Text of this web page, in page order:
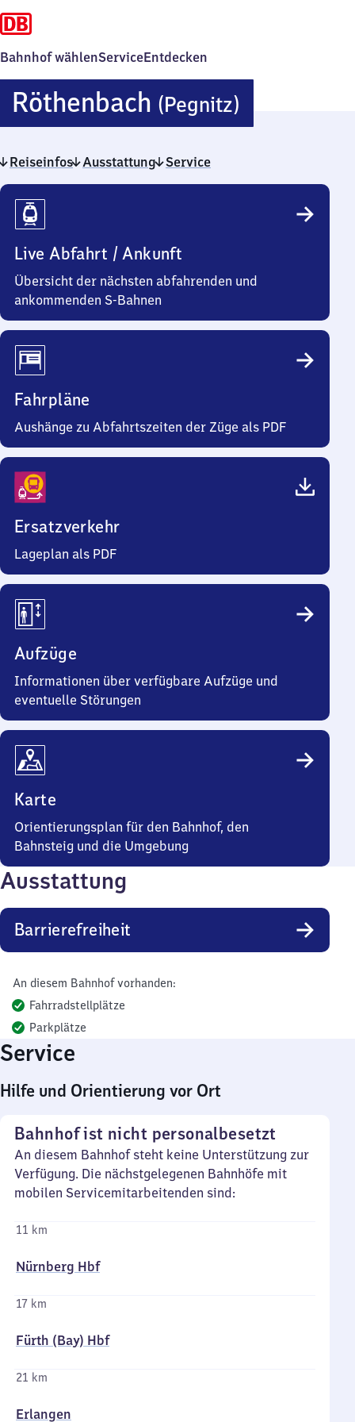
Bahnhof wählenServiceEntdecken
Röthenbach (Pegnitz)
(Pegnitz)
Reiseinfos Ausstattung Service
Reiseinfos
Live Abfahrt / Ankunft
Übersicht der nächsten abfahrenden und
ankommenden S-Bahnen
Fahrpläne
Aushänge zu Abfahrtszeiten der Züge als PDF
Ersatzverkehr
Lageplan als PDF
Aufzüge
Informationen über verfügbare Aufzüge und
eventuelle Störungen
Karte
Orientierungsplan für den Bahnhof, den
Bahnsteig und die Umgebung
Ausstattung
Barrierefreiheit
An diesem Bahnhof vorhanden:
Fahrradstellplätze
Parkplätze
Service
Hilfe und Orientierung vor Ort
Bahnhof ist nicht personalbesetzt
An diesem Bahnhof steht keine Unterstützung zur
Verfügung. Die nächstgelegenen Bahnhöfe mit
mobilen Servicemitarbeitenden sind:
11 km
Nürnberg Hbf
17 km
Fürth (Bay) Hbf
21 km
Erlangen